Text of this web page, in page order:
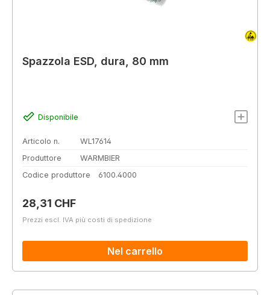
Spazzola ESD, dura, 80 mm
Disponibile
Articolo n.
WL17614
Produttore
WARMBIER
Codice produttore
6100.4000
Prezzo normale:
28,31 CHF
Prezzi escl. IVA più costi di spedizione
Nel carrello